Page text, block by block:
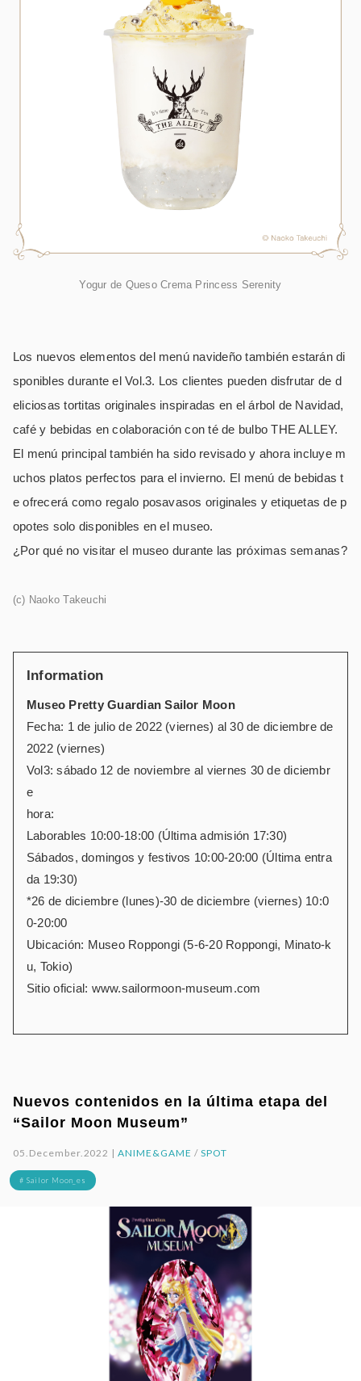
Yogur de Queso Crema Princess Serenity
Los nuevos elementos del menú navideño también estarán di
sponibles durante el Vol.3. Los clientes pueden disfrutar de d
eliciosas tortitas originales inspiradas en el árbol de Navidad,
café y bebidas en colaboración con té de bulbo THE ALLEY.
El menú principal también ha sido revisado y ahora incluye m
uchos platos perfectos para el invierno. El menú de bebidas t
e ofrecerá como regalo posavasos originales y etiquetas de p
opotes solo disponibles en el museo.
¿Por qué no visitar el museo durante las próximas semanas?
(c) Naoko Takeuchi
Information
Museo Pretty Guardian Sailor Moon
Fecha: 1 de julio de 2022 (viernes) al 30 de diciembre de
2022 (viernes)
Vol3: sábado 12 de noviembre al viernes 30 de diciembr
e
hora:
Laborables 10:00-18:00 (Última admisión 17:30)
Sábados, domingos y festivos 10:00-20:00 (Última entra
da 19:30)
*26 de diciembre (lunes)-30 de diciembre (viernes) 10:0
0-20:00
Ubicación: Museo Roppongi (5-6-20 Roppongi, Minato-k
u, Tokio)
Sitio oficial: www.sailormoon-museum.com
Nuevos contenidos en la última etapa del
“Sailor Moon Museum”
05.December.2022 |ANIME&GAME / SPOT
# Sailor Moon_es